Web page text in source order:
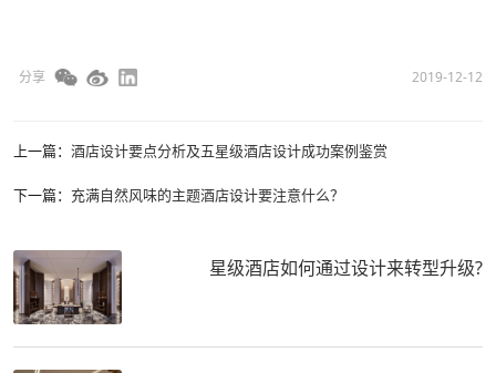
分享 2019-12-12
上一篇： 酒店设计要点分析及五星级酒店设计成功案例鉴赏
下一篇： 充满自然风味的主题酒店设计要注意什么？
星级酒店如何通过设计来转型升级?